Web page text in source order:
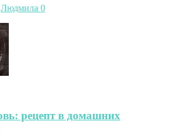
Людмила 0
рецепт в домашних